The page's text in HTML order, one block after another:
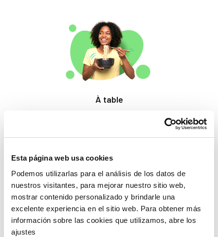
Esta página web usa cookies
Podemos utilizarlas para el análisis de los datos de
nuestros visitantes, para mejorar nuestro sitio web,
mostrar contenido personalizado y brindarle una
excelente experiencia en el sitio web. Para obtener más
información sobre las cookies que utilizamos, abre los
ajustes
À table
Beauté